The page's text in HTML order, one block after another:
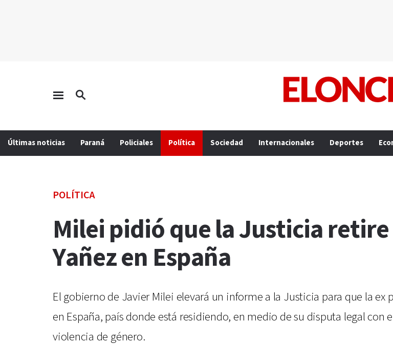
Últimas noticias Paraná Policiales Política Sociedad Internacionales Deportes
POLÍTICA
Milei pidió que la Justicia
Yañez en España
El gobierno de Javier Milei elevará un informe a la Justicia para que la
en España, país donde está residiendo, en medio de su disputa legal con
violencia de género.